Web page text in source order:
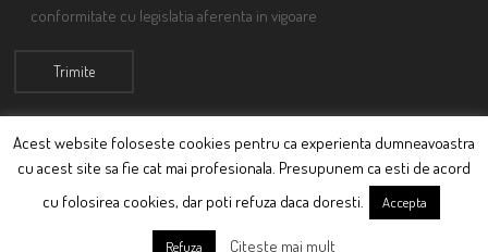
conformitate cu legislatia aferenta in vigoare
© Ciutacu 2015 Parte a Imperiului Ciutacesc.
Acest website foloseste cookies pentru ca experienta dumneavoastra
cu acest site sa fie cat mai profesionala. Presupunem ca esti de acord
cu folosirea cookies, dar poti refuza daca doresti.
Accepta
Refuza Citeste mai mult